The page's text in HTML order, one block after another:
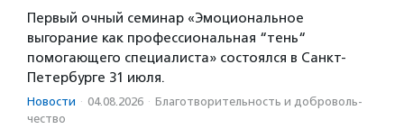
Первый очный семинар «Эмоциональное
выгорание как профессиональная “тень“
помогающего специалиста» состоялся в Санкт-
Петербурге 31 июля.
Новости · 04.08.2026 · Благотвори­тель­ность и доброволь­
чест­во